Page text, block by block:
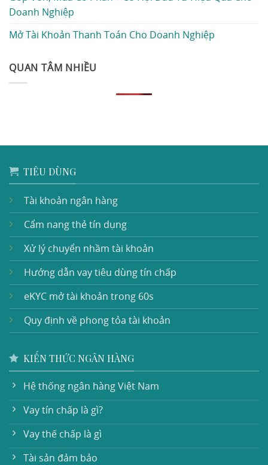
Doanh Nghiệp
Mở Tài Khoản Thanh Toán Cho Doanh Nghiệp
QUAN TÂM NHIỀU
TIÊU DÙNG
Tài khoản ngân hàng
Cẩm nang thẻ tín dụng
Xử lý chuyển nhầm tài khoản
Hướng dẫn vay tiêu dùng tín chấp
eKYC mở tài khoản trong 60s
Quy định về phong tỏa tài khoản
KIẾN THỨC NGÂN HÀNG
Hệ thống ngân hàng Việt Nam
Vay tín chấp là gì?
Vay thế chấp là gì
Tài sản đảm bảo